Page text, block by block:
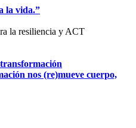
la vida.”
la resiliencia y ACT
transformación
nos (re)mueve cuerpo,